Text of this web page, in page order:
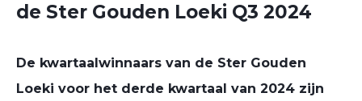
de Ster Gouden Loeki Q3 2024
De kwartaalwinnaars van de Ster Gouden
Loeki voor het derde kwartaal van 2024 zijn